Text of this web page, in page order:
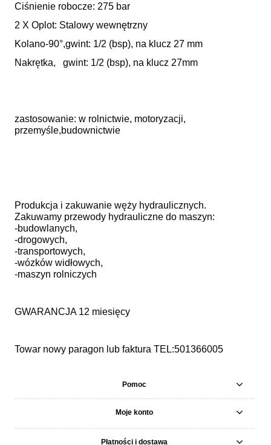
Ciśnienie robocze: 275 bar
2 X Oplot: Stalowy wewnętrzny
Kolano-90°,gwint: 1/2 (bsp), na klucz 27 mm
Nakrętka, gwint: 1/2 (bsp), na klucz 27mm
zastosowanie: w rolnictwie, motoryzacji,
przemyśle,budownictwie
Produkcja i zakuwanie węży hydraulicznych.
Zakuwamy przewody hydrauliczne do maszyn:
-budowlanych,
-drogowych,
-transportowych,
-wózków widłowych,
-maszyn rolniczych
GWARANCJA 12 miesięcy
Towar nowy paragon lub faktura TEL:501366005
Pomoc
Moje konto
Płatności i dostawa